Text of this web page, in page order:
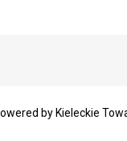
by Kieleckie